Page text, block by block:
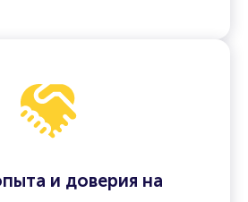
и доверия на